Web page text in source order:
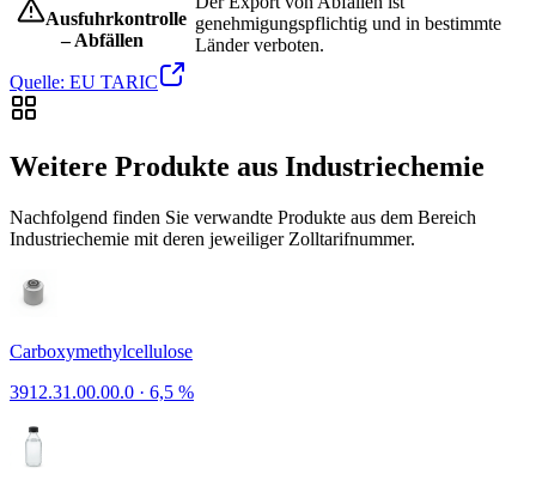
Ausfuhrkontrolle
– Abfällen
genehmigungspflichtig und in bestimmte
Länder verboten.
Quelle: EU TARIC
Weitere Produkte aus Industriechemie
Nachfolgend finden Sie verwandte Produkte aus dem Bereich
Industriechemie mit deren jeweiliger Zolltarifnummer.
Carboxymethylcellulose
3912.31.00.00.0 · 6,5 %